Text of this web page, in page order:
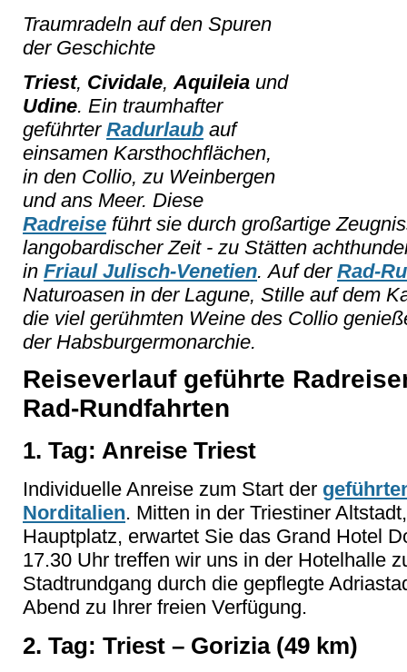
Traumradeln auf den Spuren
der Geschichte
Triest, Cividale,Aquileia und
Udine. Ein traumhafter
geführter Radurlaub auf
einsamen Karsthochflächen,
in den Collio, zu Weinbergen
und ans Meer. Diese
Radreise führt sie durch großartige
langobardischer Zeit - zu Stätten
in Friaul Julisch-Venetien. Auf der Rad-
Naturoasen in der Lagune, Stille auf dem
die viel gerühmten Weine des Collio
der Habsburgermonarchie.
Reiseverlauf geführte
Rad-Rundfahrten
1. Tag: Anreise Triest
Individuelle Anreise zum Start der
Norditalien. Mitten in der Triestiner
Hauptplatz, erwartet Sie das Grand Hotel
17.30 Uhr treffen wir uns in der Hotelhalle
Stadtrundgang durch die gepflegte
Abend zu Ihrer freien Verfügung.
2. Tag: Triest – Gorizia (49 km)